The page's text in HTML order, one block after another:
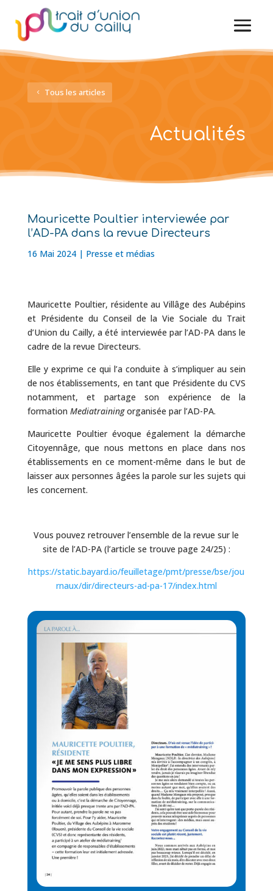
Tous les articles
Actualités
Mauricette Poultier interviewée par
l’AD-PA dans la revue Directeurs
16 Mai 2024| Presse et médias
Mauricette Poultier, résidente au Villâge des Aubépins
et Présidente du Conseil de la Vie Sociale du Trait
d’Union du Cailly, a été interviewée par l’AD-PA dans le
cadre de la revue Directeurs.
Elle y exprime ce qui l’a conduite à s’impliquer au sein
de nos établissements, en tant que Présidente du CVS
notamment, et partage son expérience de la
formation Mediatrainingorganisée par l’AD-PA.
Mauricette Poultier évoque également la démarche
Citoyennâge, que nous mettons en place dans nos
établissements en ce moment-même dans le but de
laisser aux personnes âgées la parole sur les sujets qui
les concernent.
Vous pouvez retrouver l’ensemble de la revue sur le
site de l’AD-PA (l’article se trouve page 24/25) :
https://static.bayard.io/feuilletage/pmt/presse/bse/jou
rnaux/dir/directeurs-ad-pa-17/index.html